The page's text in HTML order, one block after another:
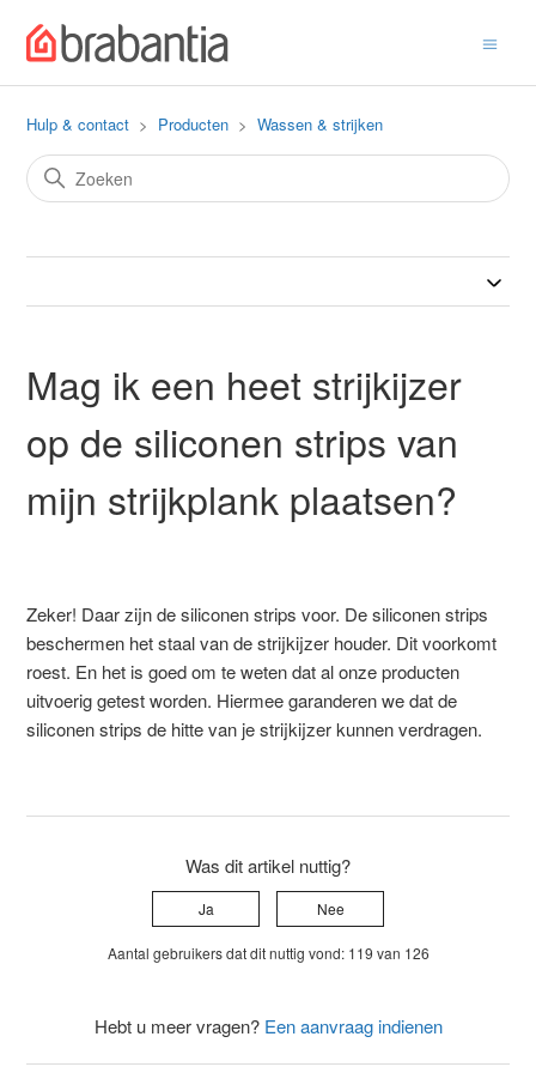
Hulp & contact Producten Wassen & strijken
Mag ik een heet strijkijzer
op de siliconen strips van
mijn strijkplank plaatsen?
Zeker! Daar zijn de siliconen strips voor. De siliconen strips
beschermen het staal van de strijkijzer houder. Dit voorkomt
roest. En het is goed om te weten dat al onze producten
uitvoerig getest worden. Hiermee garanderen we dat de
siliconen strips de hitte van je strijkijzer kunnen verdragen.
Was dit artikel nuttig?
Ja Nee
Aantal gebruikers dat dit nuttig vond: 119 van 126
Hebt u meer vragen? Een aanvraag indienen